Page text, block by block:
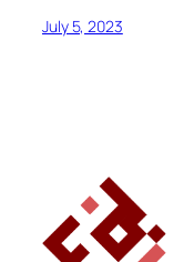
July 5, 2023